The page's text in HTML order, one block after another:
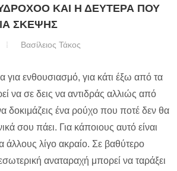
ΚΑΙ Η ΔΕΥΤΕΡΑ ΠΟΥ
ΣΚΕΨΗΣ
Βασίλειος Τάκος
για ενθουσιασμό, για κάτι έξω από τα
να σε δεις να αντιδράς αλλιώς από
δοκιμάζεις ένα ρούχο που ποτέ δεν θα
σου πάει. Για κάποιους αυτό είναι
άλλους λίγο ακραίο. Σε βαθύτερο
αναταραχή μπορεί να ταράξει